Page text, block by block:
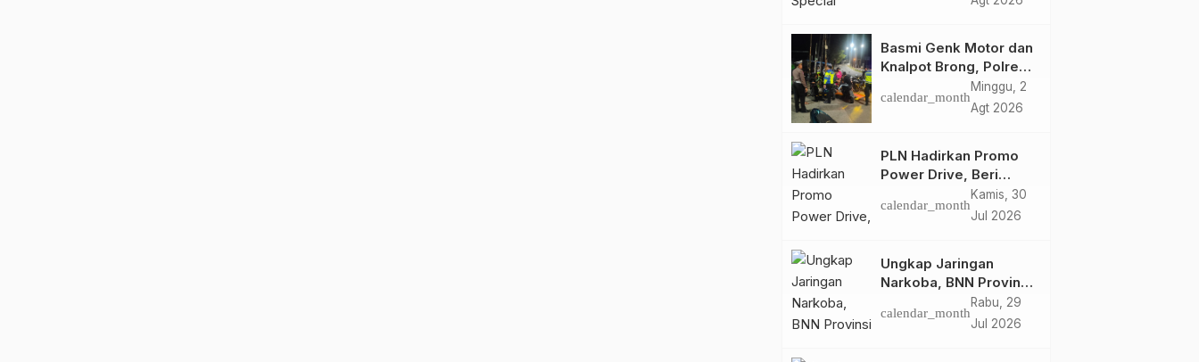
Basmi Genk Motor dan
Knalpot Brong, Polres
Tanjab Barat Amankan
Belasan Kendaraan
calendar_month
Minggu, 2
Agt 2026
PLN Hadirkan Promo
Power Drive, Beri
Diskon Tambah Daya
50% di Ajang GIIAS
calendar_month
Kamis, 30
Jul 2026
Ungkap Jaringan
Narkoba, BNN Provinsi
Jambi dan Bea Cukai
Amankan Sembilan
calendar_month
Rabu, 29
Jul 2026